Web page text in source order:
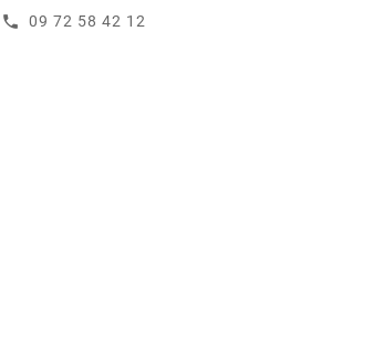
call 09 72 58 42 12